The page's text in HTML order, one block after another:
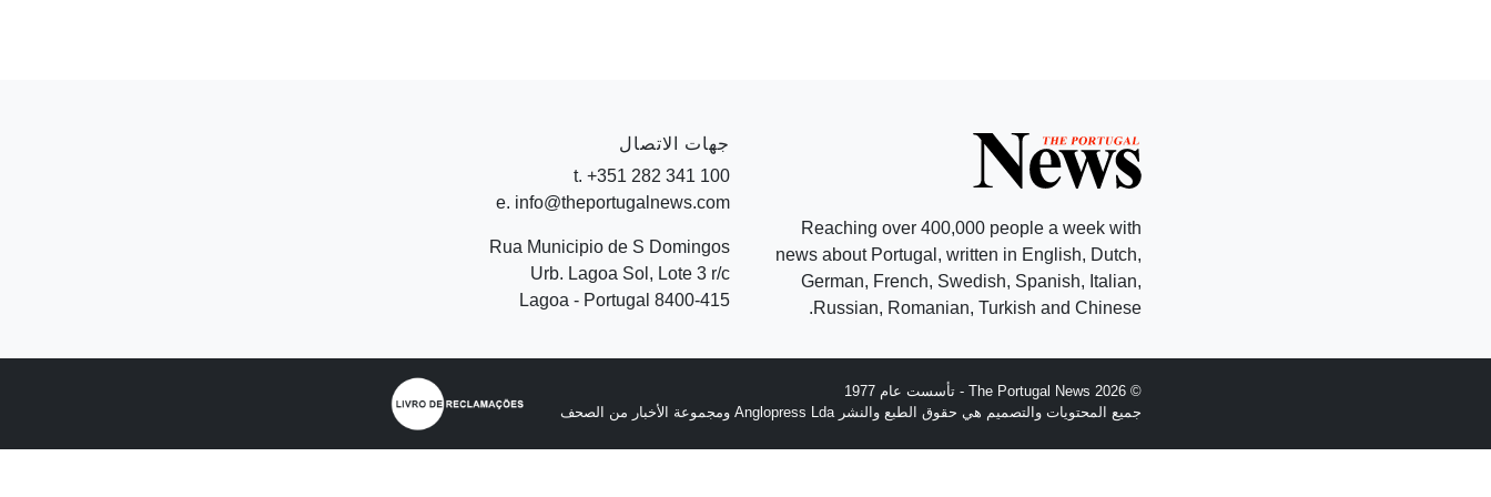
Reaching over 400,000 people a week with
news about Portugal, written in English, Dutch,
German, French, Swedish, Spanish, Italian,
Russian, Romanian, Turkish and Chinese.
جهات الاتصال
t. +351 282 341 100
e. info@theportugalnews.com
Rua Municipio de S Domingos
Urb. Lagoa Sol, Lote 3 r/c
8400-415 Lagoa - Portugal
© 2026 The Portugal News - تأسست عام 1977
جميع المحتويات والتصميم هي حقوق الطبع والنشر Anglopress Lda ومجموعة الأخبار من الصحف